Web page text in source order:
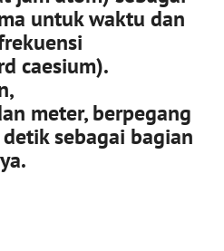
untuk waktu dan
caesium).
meter, berpegang
sebagai bagian